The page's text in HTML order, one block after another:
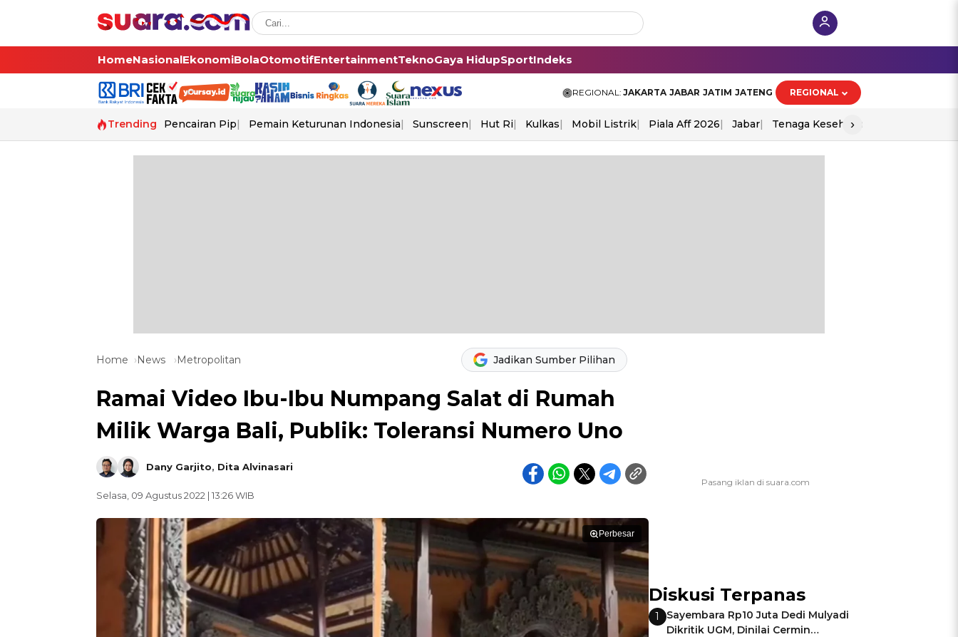
HomeNasionalEkonomiBolaOtomotifEntertainmentTeknoGaya HidupSportIndeks
REGIONAL: JAKARTA JABAR JATIM JATENG REGIONAL
Trending Pencairan Pip Pemain Keturunan Indonesia Sunscreen Hut Ri Kulkas Mobil Listrik Piala Aff 2026 Jabar Tenaga Kesehatan
›
Home News Metropolitan Jadikan Sumber Pilihan
Ramai Video Ibu-Ibu Numpang Salat di Rumah
Milik Warga Bali, Publik: Toleransi Numero Uno
Dany Garjito, Dita Alvinasari
Selasa, 09 Agustus 2022 | 13:26 WIB
Perbesar
Diskusi Terpanas
1
Sayembara Rp10 Juta Dedi Mulyadi
Dikritik UGM, Dinilai Cermin